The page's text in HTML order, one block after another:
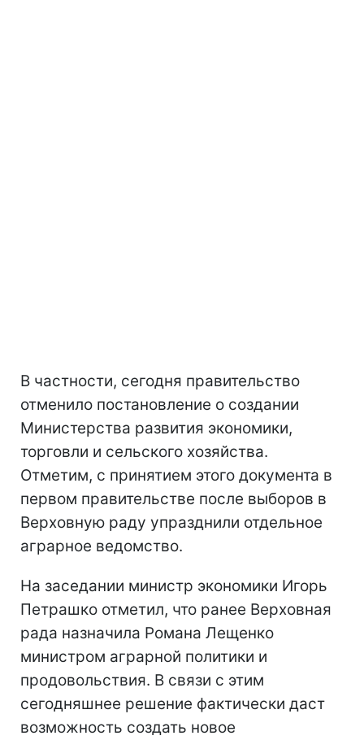
В частности, сегодня правительство
отменило постановление о создании
Министерства развития экономики,
торговли и сельского хозяйства.
Отметим, с принятием этого документа в
первом правительстве после выборов в
Верховную раду упразднили отдельное
аграрное ведомство.
На заседании министр экономики Игорь
Петрашко отметил, что ранее Верховная
рада назначила Романа Лещенко
министром аграрной политики и
продовольствия. В связи с этим
сегодняшнее решение фактически даст
возможность создать новое